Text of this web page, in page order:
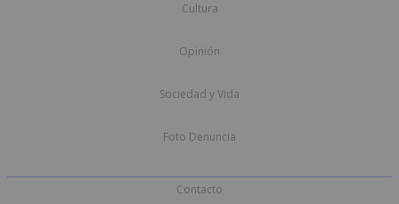
Cultura
Opinión
Sociedad y Vida
Foto Denuncia
Contacto